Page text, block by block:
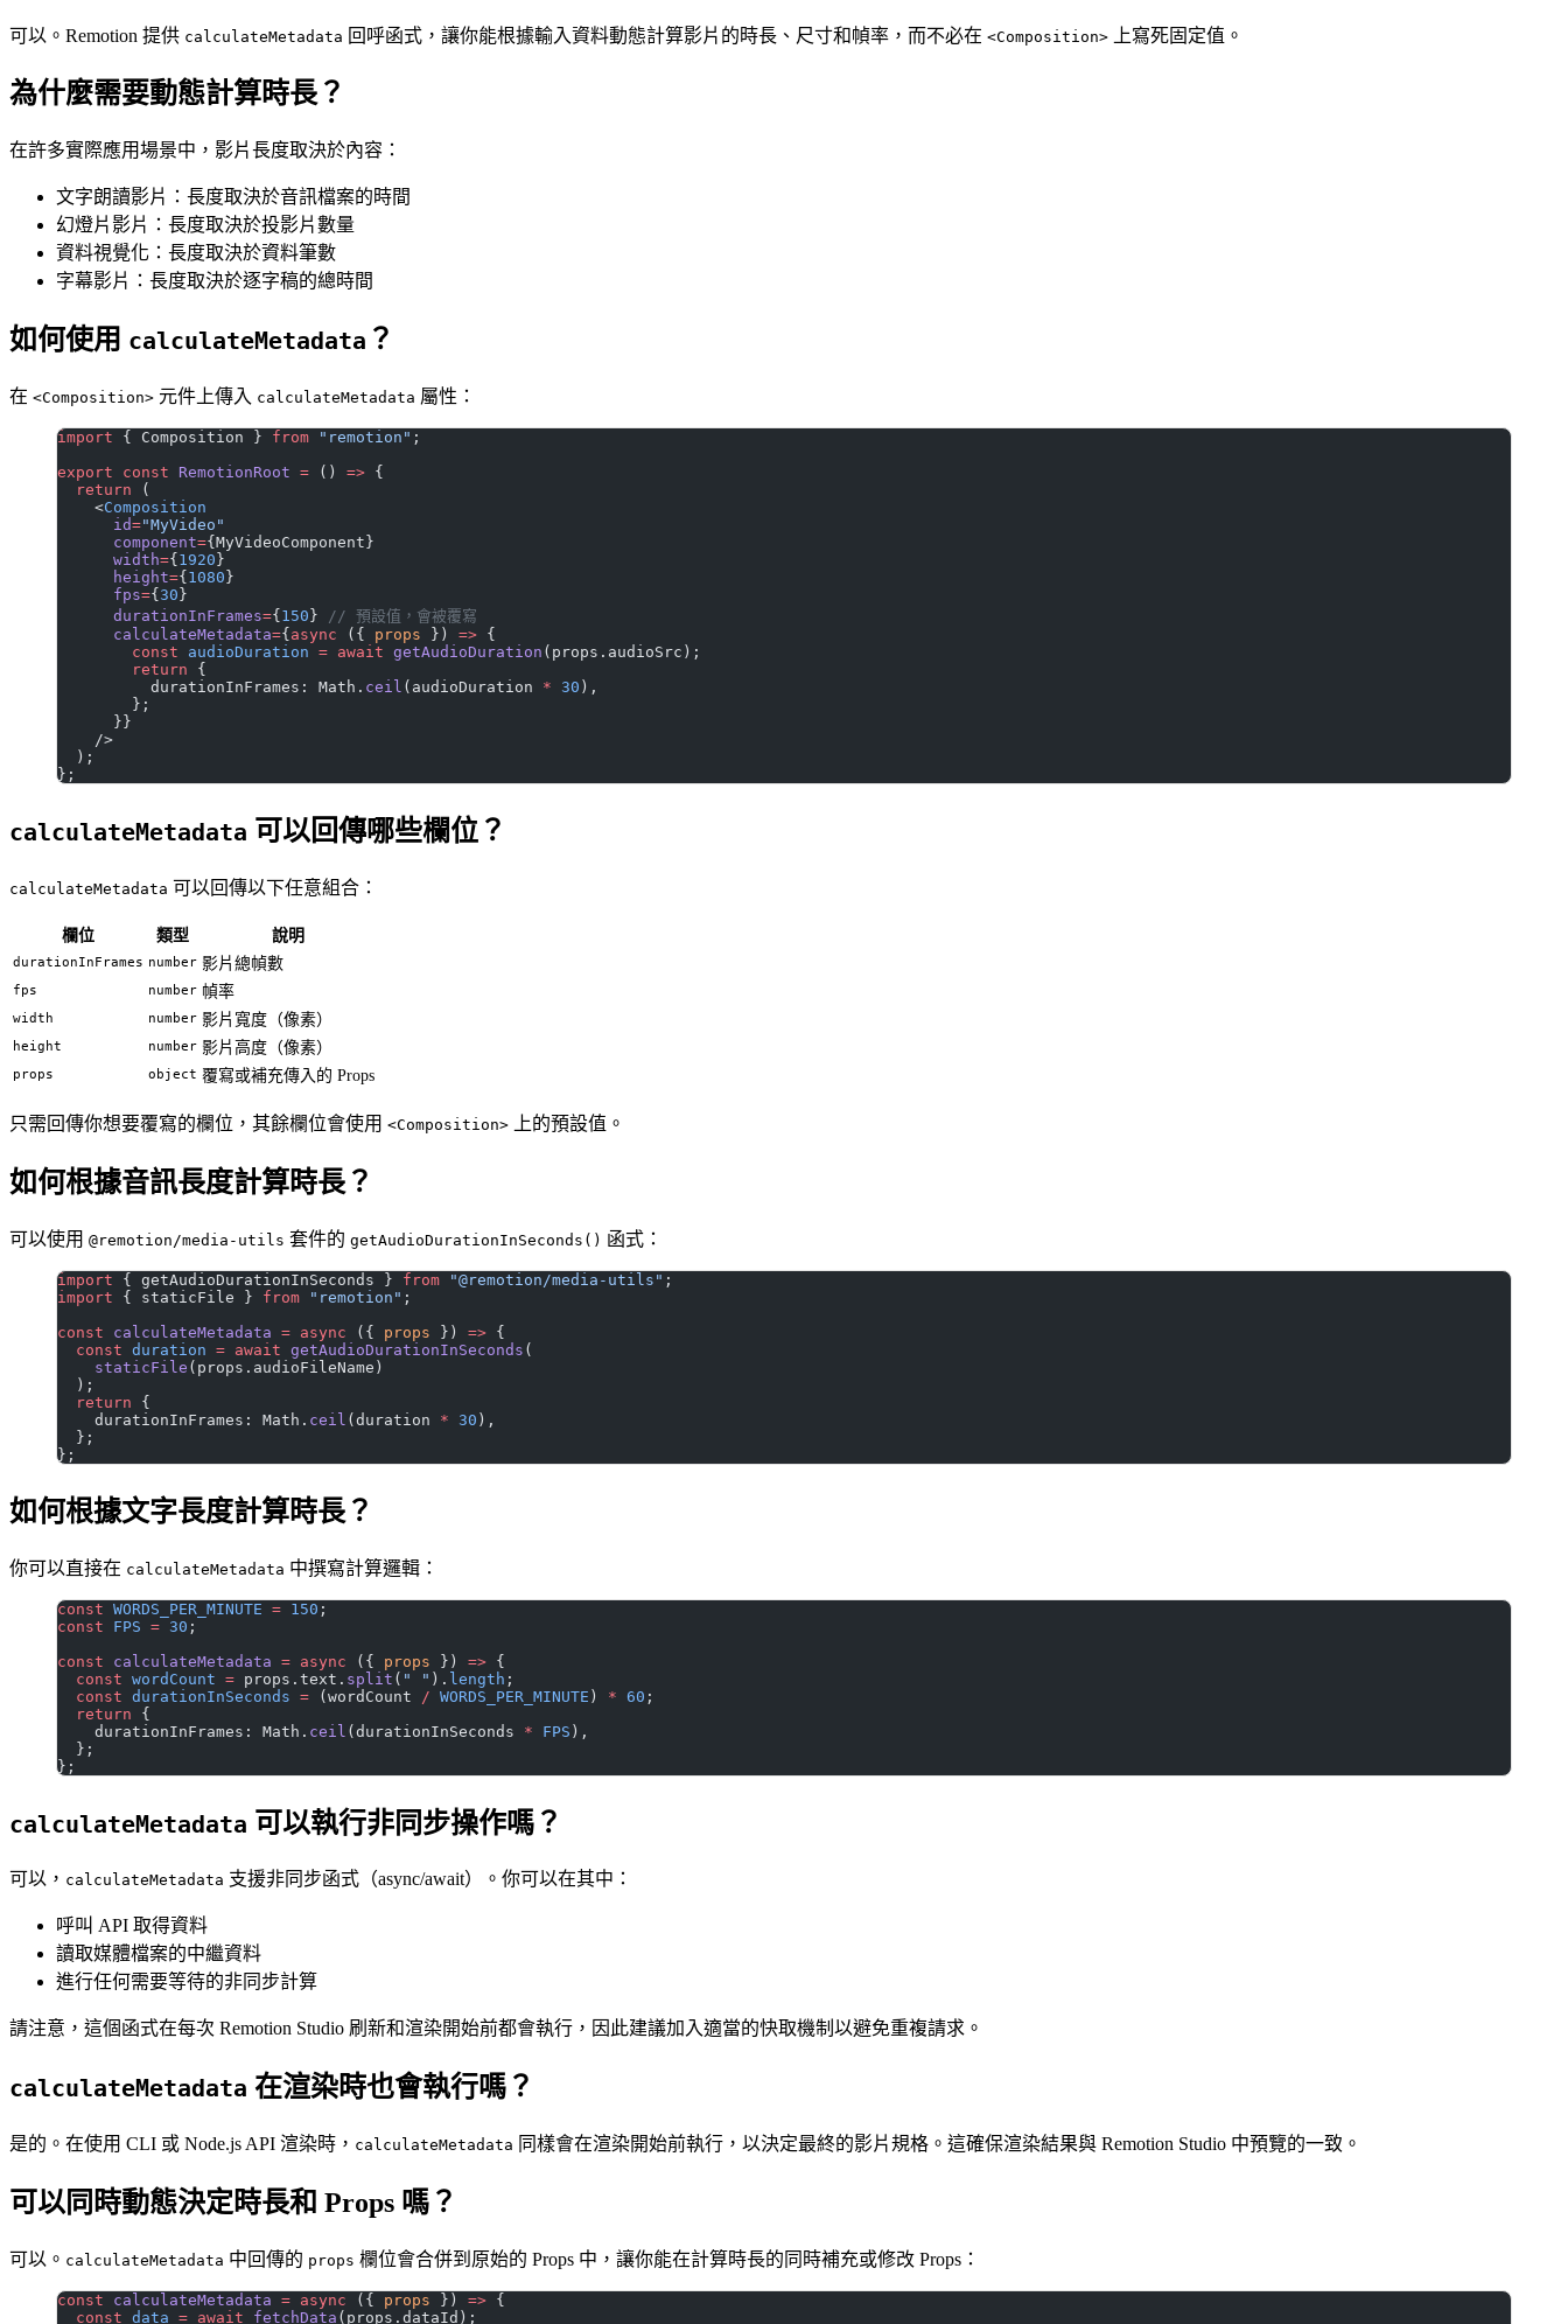
可以。Remotion 提供 calculateMetadata 回呼函式，讓你能根據輸入資料動態計算影片的時長、尺寸和幀率，而不必在 <Composition> 上寫死固定值。
為什麼需要動態計算時長？
在許多實際應用場景中，影片長度取決於內容：
文字朗讀影片：長度取決於音訊檔案的時間
幻燈片影片：長度取決於投影片數量
資料視覺化：長度取決於資料筆數
字幕影片：長度取決於逐字稿的總時間
如何使用 calculateMetadata ？
在 <Composition> 元件上傳入 calculateMetadata 屬性：
import { Composition } from "remotion" ;
export const RemotionRoot = () => {
  return
(
    <
Composition
      id
="MyVideo"
      component
={MyVideoComponent}
      width
={ 1920 }
      height
={ 1080 }
      fps
={ 30 }
      durationInFrames
={ 150 }
// 預設值，會被覆寫
      calculateMetadata
={ async ({ props }) => {
        const
audioDuration = await getAudioDuration (props.audioSrc);
        return
{
          durationInFrames: Math.
ceil (audioDuration * 30 ),
        };
      }}
    />
  );
};
calculateMetadata 可以回傳哪些欄位？
calculateMetadata 可以回傳以下任意組合：
欄位 類型 說明
durationInFrames number 影片總幀數
fps number 幀率
width number 影片寬度（像素）
height number 影片高度（像素）
props object 覆寫或補充傳入的 Props
只需回傳你想要覆寫的欄位，其餘欄位會使用 <Composition> 上的預設值。
如何根據音訊長度計算時長？
可以使用 @remotion/media-utils 套件的 getAudioDurationInSeconds() 函式：
import { getAudioDurationInSeconds } from "@remotion/media-utils" ;
import { staticFile } from "remotion" ;
const calculateMetadata = async ({ props }) => {
  const
duration = await getAudioDurationInSeconds (
    staticFile
(props.audioFileName)
  );
  return
{
    durationInFrames: Math.
ceil (duration * 30 ),
  };
};
如何根據文字長度計算時長？
你可以直接在 calculateMetadata 中撰寫計算邏輯：
const WORDS_PER_MINUTE = 150 ;
const FPS = 30 ;
const calculateMetadata = async ({ props }) => {
  const
wordCount = props.text. split ( " " ). length ;
  const
durationInSeconds = (wordCount / WORDS_PER_MINUTE ) * 60 ;
  return
{
    durationInFrames: Math.
ceil (durationInSeconds * FPS ),
  };
};
calculateMetadata 可以執行非同步操作嗎？
可以， calculateMetadata 支援非同步函式（async/await）。你可以在其中：
呼叫 API 取得資料
讀取媒體檔案的中繼資料
進行任何需要等待的非同步計算
請注意，這個函式在每次 Remotion Studio 刷新和渲染開始前都會執行，因此建議加入適當的快取機制以避免重複請求。
calculateMetadata 在渲染時也會執行嗎？
是的。在使用 CLI 或 Node.js API 渲染時， calculateMetadata 同樣會在渲染開始前執行，以決定最終的影片規格。這確保渲染結果與 Remotion Studio 中預覽的一致。
可以同時動態決定時長和 Props 嗎？
可以。 calculateMetadata 中回傳的 props 欄位會合併到原始的 Props 中，讓你能在計算時長的同時補充或修改 Props：
const calculateMetadata = async ({ props }) => {
  const
data = await fetchData (props.dataId);